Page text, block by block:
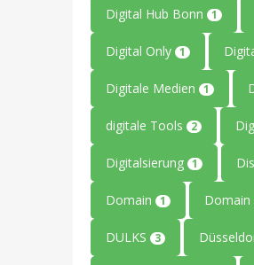
Digital Hub Bonn 1
Digital Only 1
Digitale Medien 1
digitale Tools 2
Digitalsierung 1
Domain 1 Domain
DULKS 3